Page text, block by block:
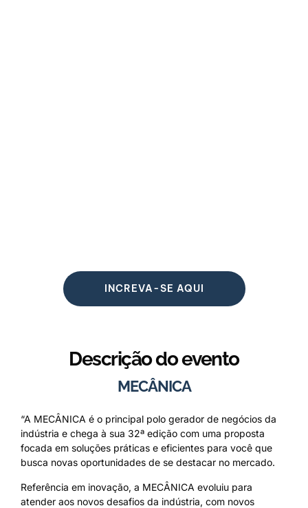
INCREVA-SE AQUI
Descrição do evento
MECÂNICA
“A MECÂNICA é o principal polo gerador de negócios da
indústria e chega à sua 32ª edição com uma proposta
focada em soluções práticas e eficientes para você que
busca novas oportunidades de se destacar no mercado.
Referência em inovação, a MECÂNICA evoluiu para
atender aos novos desafios da indústria, com novos